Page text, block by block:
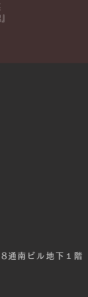
南ビル地下１階